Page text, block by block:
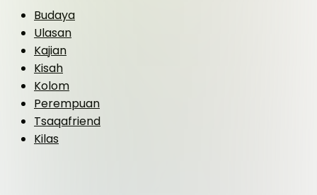
Budaya
Ulasan
Kajian
Kisah
Kolom
Perempuan
Tsaqafriend
Kilas